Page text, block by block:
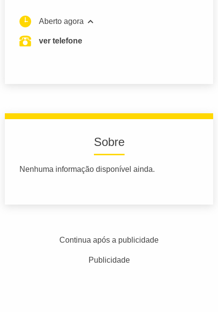
Aberto agora
ver telefone
Sobre
Nenhuma informação disponível ainda.
Continua após a publicidade
Publicidade